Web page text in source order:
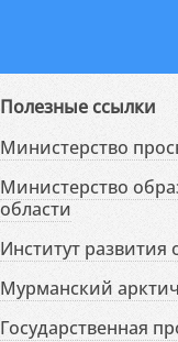
Полезные ссылки
Министерство
Министерство
области
Институт
Мурманский
Государственная